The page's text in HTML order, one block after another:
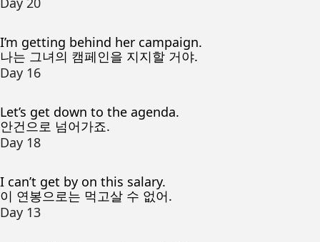
I’m getting behind her campaign.
나는 그녀의 캠페인을 지지할 거야.
Day 16
Let’s get down to the agenda.
안건으로 넘어가죠.
Day 18
I can’t get by on this salary.
이 연봉으로는 먹고살 수 없어.
Day 13